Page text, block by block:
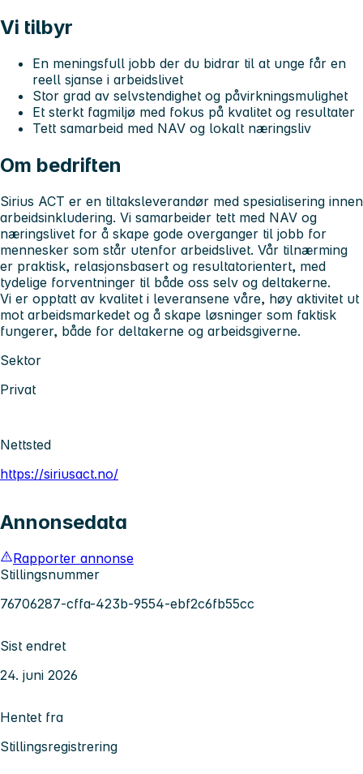
Vi tilbyr
En meningsfull jobb der du bidrar til at unge får en
reell sjanse i arbeidslivet
Stor grad av selvstendighet og påvirkningsmulighet
Et sterkt fagmiljø med fokus på kvalitet og resultater
Tett samarbeid med NAV og lokalt næringsliv
Om bedriften
Sirius ACT er en tiltaksleverandør med spesialisering innen
arbeidsinkludering. Vi samarbeider tett med NAV og
næringslivet for å skape gode overganger til jobb for
mennesker som står utenfor arbeidslivet. Vår tilnærming
er praktisk, relasjonsbasert og resultatorientert, med
tydelige forventninger til både oss selv og deltakerne.
Vi er opptatt av kvalitet i leveransene våre, høy aktivitet ut
mot arbeidsmarkedet og å skape løsninger som faktisk
fungerer, både for deltakerne og arbeidsgiverne.
Sektor
Privat
Nettsted
https://siriusact.no/
Annonsedata
Rapporter annonse
Stillingsnummer
76706287-cffa-423b-9554-ebf2c6fb55cc
Sist endret
24. juni 2026
Hentet fra
Stillingsregistrering